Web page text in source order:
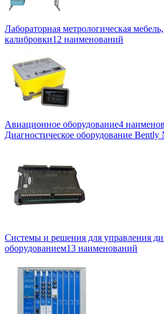
Лабораторная метрологическая
калибровки12 наименований
Авиационное оборудование4
Диагностическое оборудование Bently
Системы и решения для управления
оборудованием13 наименований